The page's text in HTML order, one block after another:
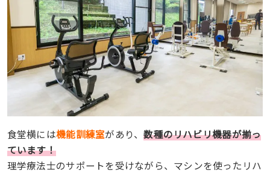
食堂横には機能訓練室があり、数種のリハビリ機器が揃っ
ています！
理学療法士のサポートを受けながら、マシンを使ったリハ